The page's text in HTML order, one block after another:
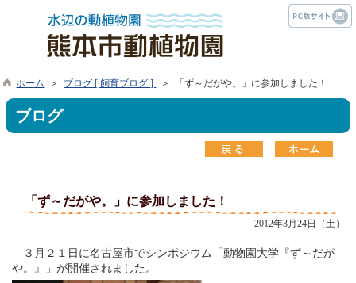
ホーム ＞ ブログ [ 飼育ブログ ] ＞ 「ず～だがや。」に参加しました！
ブログ
「ず～だがや。」に参加しました！
2012年3月24日（土）
３月２１日に名古屋市でシンポジウム「動物園大学『ず～だが
や。』」が開催されました。